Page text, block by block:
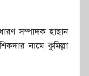
সম্পাদক হাছান
নামে কুমিল্লা